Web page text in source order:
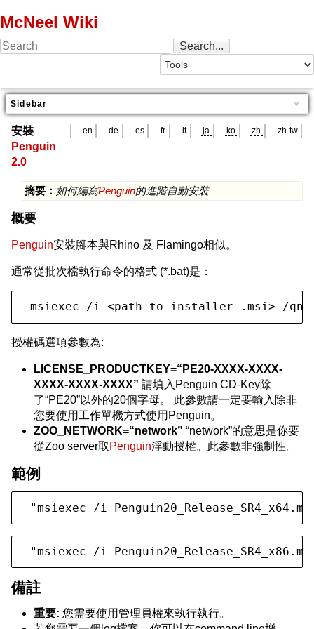
McNeel Wiki
Sidebar
en de es fr it ja ko zh zh-tw
安裝
Penguin
2.0
摘要： 如何編寫Penguin的進階自動安裝
概要
Penguin安裝腳本與Rhino 及 Flamingo相似。
通常從批次檔執行命令的格式 (*.bat)是：
msiexec /i <path to installer .msi> /qn
授權碼選項參數為:
LICENSE_PRODUCTKEY=“PE20-XXXX-XXXX-
XXXX-XXXX-XXXX” 請填入Penguin CD-Key除
了“PE20”以外的20個字母。 此參數請一定要輸入除非
您要使用工作單機方式使用Penguin。
ZOO_NETWORK=“network” “network”的意思是你要
從Zoo server取 Penguin浮動授權。此參數非強制性。
範例
"msiexec /i Penguin20_Release_SR4_x64.msi /
"msiexec /i Penguin20_Release_SR4_x86.msi
備註
重要: 您需要使用管理員權來執行執行。